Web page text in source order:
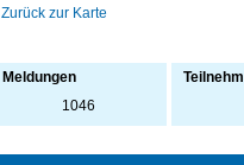
Zurück zur Karte
Meldungen
1046